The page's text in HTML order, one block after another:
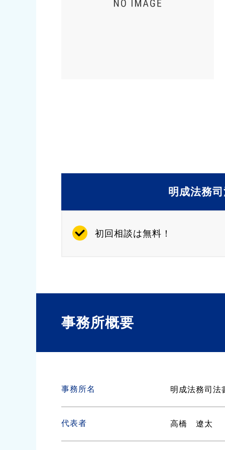
明成法務
初回相談は無料！
事務所概要
事務所名 明成法務司法
代表者 高橋 遼太